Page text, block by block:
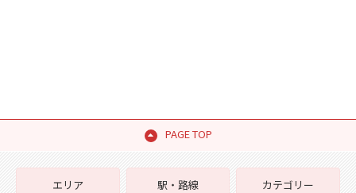
PAGE TOP
エリア
駅・路線
カテゴリー